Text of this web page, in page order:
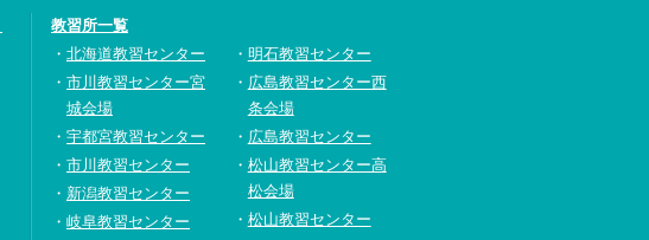
教習所一覧
北海道教習センター
市川教習センター宮
城会場
宇都宮教習センター
市川教習センター
新潟教習センター
岐阜教習センター
明石教習センター
広島教習センター西
条会場
広島教習センター
松山教習センター高
松会場
松山教習センター